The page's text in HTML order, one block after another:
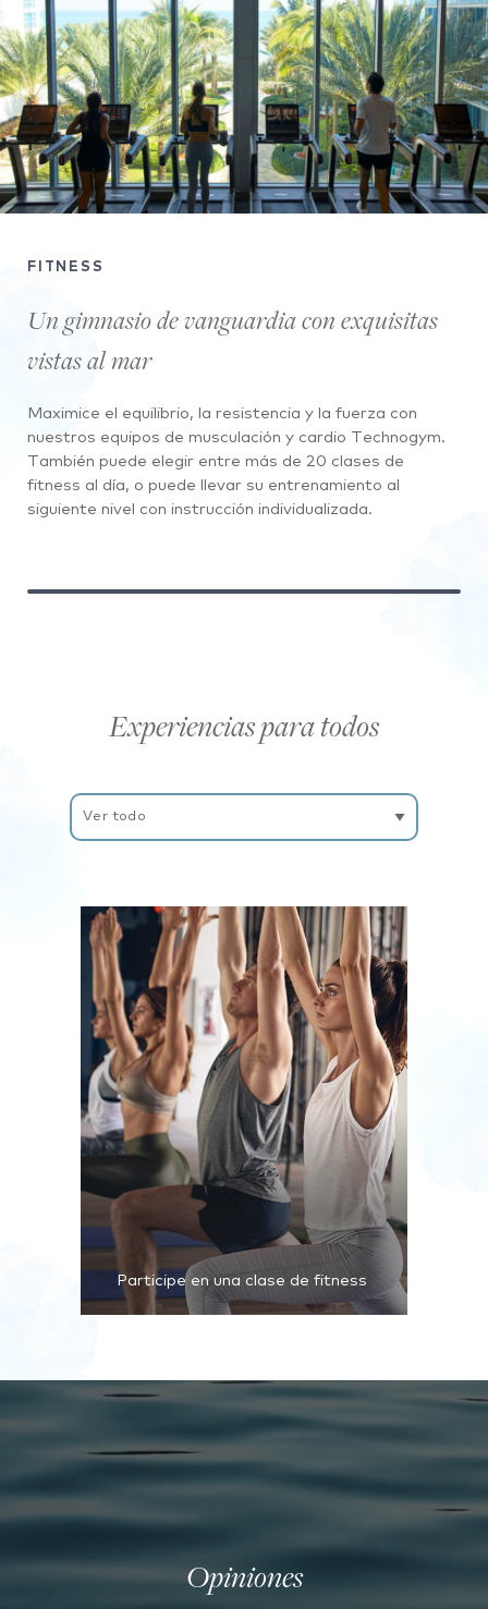
FITNESS
Un gimnasio de vanguardia con exquisitas
vistas al mar
Maximice el equilibrio, la resistencia y la fuerza con
nuestros equipos de musculación y cardio Technogym.
También puede elegir entre más de 20 clases de
fitness al día, o puede llevar su entrenamiento al
siguiente nivel con instrucción individualizada.
Experiencias para todos
Filtrar
experiencias
Participe en una clase de fitness
Opiniones